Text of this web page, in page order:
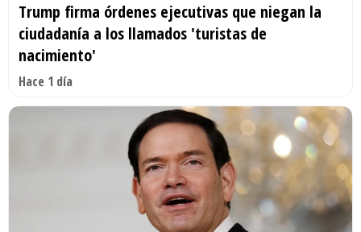
Trump firma órdenes ejecutivas que niegan la
ciudadanía a los llamados 'turistas de
nacimiento'
Hace 1 día